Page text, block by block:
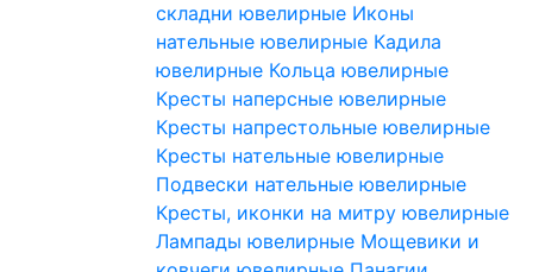
складни ювелирные Иконы
нательные ювелирные Кадила
ювелирные Кольца ювелирные
Кресты наперсные ювелирные
Кресты напрестольные ювелирные
Кресты нательные ювелирные
Подвески нательные ювелирные
Кресты, иконки на митру ювелирные
Лампады ювелирные Мощевики и